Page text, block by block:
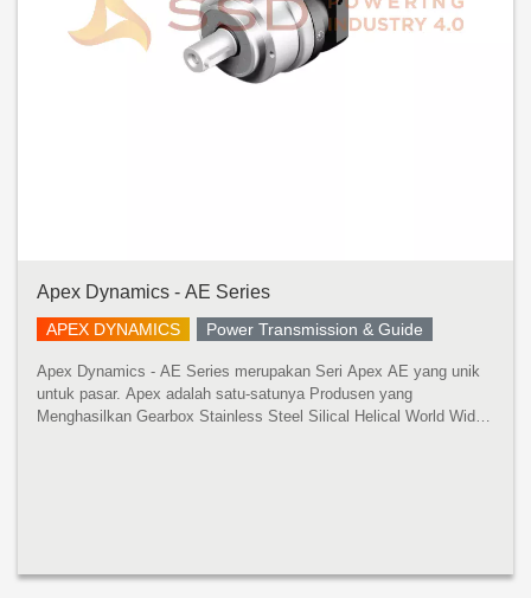
Apex Dynamics - AE Series
APEX DYNAMICS Power Transmission & Guide
Apex Dynamics - AE Series merupakan Seri Apex AE yang unik
untuk pasar. Apex adalah satu-satunya Produsen yang
Menghasilkan Gearbox Stainless Steel Silical Helical World Wide.